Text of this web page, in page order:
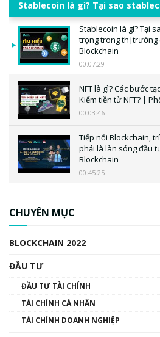
Stablecoin là gì? Tại
trọng trong thị trường
Blockchain
00:07:29
NFT là gì? Các bước
Kiếm tiền từ NFT? |
00:03:46
Tiếp nối Blockchain,
phải là làn sóng đầu
Blockchain
00:45:25
00:02:14
Nhìn lại năm 2022:
đến hệ sinh thái tiền
CHUYÊN MỤC
BLOCKCHAIN 2022
ĐẦU TƯ
ĐẦU TƯ TÀI CHÍNH
TÀI CHÍNH CÁ NHÂN
TÀI CHÍNH DOANH NGHIỆP